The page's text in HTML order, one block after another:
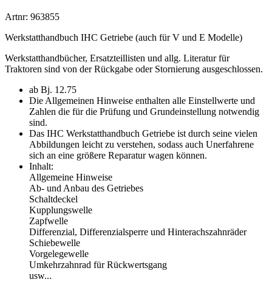
Artnr: 963855
Werkstatthandbuch IHC Getriebe (auch für V und E Modelle)
Werkstatthandbücher, Ersatzteillisten und allg. Literatur für
Traktoren sind von der Rückgabe oder Stornierung ausgeschlossen.
ab Bj. 12.75
Die Allgemeinen Hinweise enthalten alle Einstellwerte und
Zahlen die für die Prüfung und Grundeinstellung notwendig
sind.
Das IHC Werkstatthandbuch Getriebe ist durch seine vielen
Abbildungen leicht zu verstehen, sodass auch Unerfahrene
sich an eine größere Reparatur wagen können.
Inhalt:
Allgemeine Hinweise
Ab- und Anbau des Getriebes
Schaltdeckel
Kupplungswelle
Zapfwelle
Differenzial, Differenzialsperre und Hinterachszahnräder
Schiebewelle
Vorgelegewelle
Umkehrzahnrad für Rückwertsgang
usw...